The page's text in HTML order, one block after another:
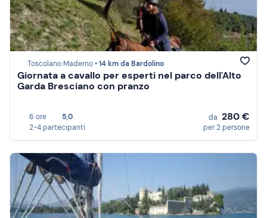
Toscolano Maderno •14 km da Bardolino
Giornata a cavallo per esperti nel parco dell'Alto
Garda Bresciano con pranzo
6 ore
5,0
2-4 partecipanti
da 280 €
per 2 persone